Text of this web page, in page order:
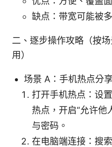
缺点：带宽可能被
二、逐步操作攻略（按
用）
场景 A：手机热点分
打开手机热点：设
热点，开启“允许他
与密码。
在电脑端连接：搜